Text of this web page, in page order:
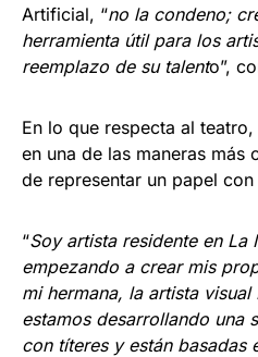
Artificial, “no la condeno;
herramienta útil para los
reemplazo de su talento”,
En lo que respecta al
en una de las maneras más
de representar un papel
“Soy artista residente en La
empezando a crear mis
mi hermana, la artista
estamos desarrollando una
con títeres y están basadas